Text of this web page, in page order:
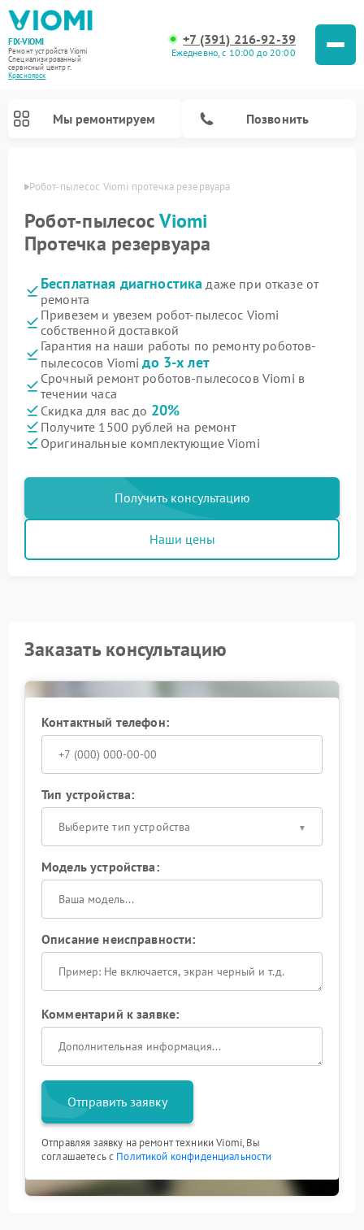
FIX-VIOMI
Ремонт устройств Viomi
Специализированный
cервисный центр г.
Красноярск
+7 (391) 216-92-39
Ежедневно, с 10:00 до 20:00
Мы ремонтируем Позвонить
Робот-пылесос Viomi протечка резервуара
Робот-пылесосViomi
Протечка резервуара
Бесплатная диагностика даже при отказе от
ремонта
Привезем и увезем робот-пылесос Viomi
собственной доставкой
Гарантия на наши работы по ремонту роботов-
пылесосов Viomiдо 3-х лет
Срочный ремонт роботов-пылесосов Viomi в
течении часа
Скидка для вас до 20%
Получите 1500 рублей на ремонт
Оригинальные комплектующие Viomi
Получить консультацию
Наши цены
Заказать консультацию
Контактный телефон:
Тип устройства:
Выберите тип устройства
Модель устройства:
Описание неисправности:
Комментарий к заявке:
Отправить заявку
Отправляя заявку на ремонт техники Viomi, Вы
соглашаетесь с Политикой конфиденциальности